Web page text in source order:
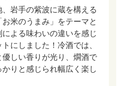
岩手の紫波に蔵を構える
米のうまみ」をテーマと
による味わいの違いを感じ
にしました！冷酒では、
しい香りが光り、燗酒で
りと感じられ幅広く楽し